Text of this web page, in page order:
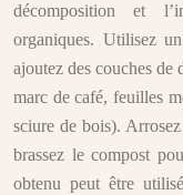
décomposition et
organiques. Utilisez
ajoutez des couches de
marc de café, feuilles
sciure de bois).
brassez le compost
obtenu peut être